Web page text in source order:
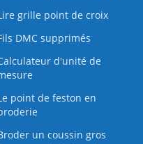
grille point de croix
DMC supprimés
d'unité de
point de feston en
un coussin gros